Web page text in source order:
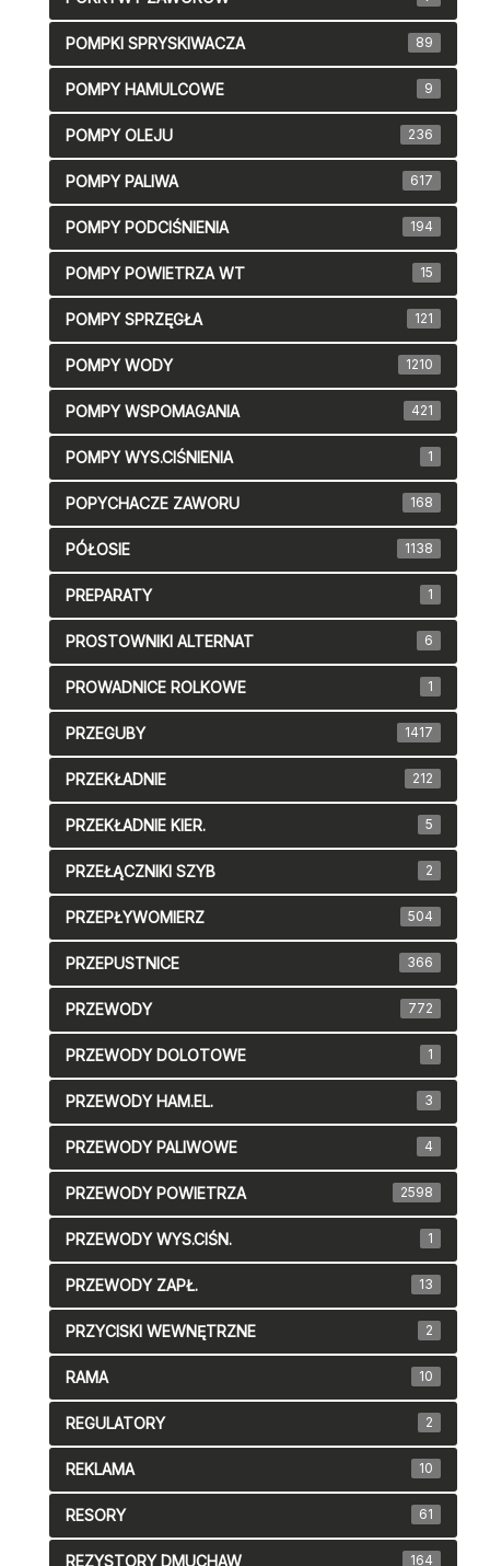
POMPKI SPRYSKIWACZA 89
POMPY HAMULCOWE 9
POMPY OLEJU 236
POMPY PALIWA 617
POMPY PODCIŚNIENIA 194
POMPY POWIETRZA WT 15
POMPY SPRZĘGŁA 121
POMPY WODY 1210
POMPY WSPOMAGANIA 421
POMPY WYS.CIŚNIENIA 1
POPYCHACZE ZAWORU 168
PÓŁOSIE 1138
PREPARATY 1
PROSTOWNIKI ALTERNAT 6
PROWADNICE ROLKOWE 1
PRZEGUBY 1417
PRZEKŁADNIE 212
PRZEKŁADNIE KIER. 5
PRZEŁĄCZNIKI SZYB 2
PRZEPŁYWOMIERZ 504
PRZEPUSTNICE 366
PRZEWODY 772
PRZEWODY DOLOTOWE 1
PRZEWODY HAM.EL. 3
PRZEWODY PALIWOWE 4
PRZEWODY POWIETRZA 2598
PRZEWODY WYS.CIŚN. 1
PRZEWODY ZAPŁ. 13
PRZYCISKI WEWNĘTRZNE 2
RAMA 10
REGULATORY 2
REKLAMA 10
RESORY 61
REZYSTORY DMUCHAW 164